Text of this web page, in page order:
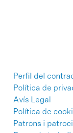
Perfil del
Política de
Avís Legal
Política de
Patrons i